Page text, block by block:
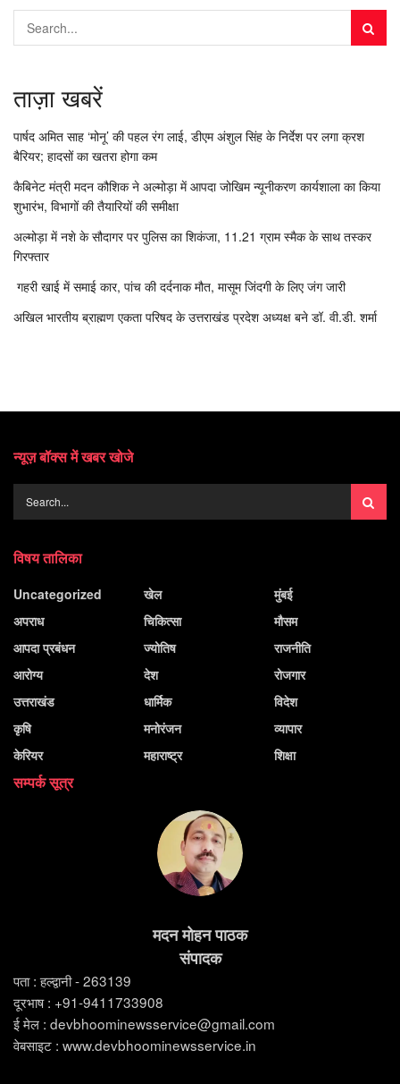
ताज़ा खबरें
पार्षद अमित साह ‘मोनू’ की पहल रंग लाई, डीएम अंशुल सिंह के निर्देश पर लगा क्रश
बैरियर; हादसों का खतरा होगा कम
कैबिनेट मंत्री मदन कौशिक ने अल्मोड़ा में आपदा जोखिम न्यूनीकरण कार्यशाला का किया
शुभारंभ, विभागों की तैयारियों की समीक्षा
अल्मोड़ा में नशे के सौदागर पर पुलिस का शिकंजा, 11.21 ग्राम स्मैक के साथ तस्कर
गिरफ्तार
गहरी खाई में समाई कार, पांच की दर्दनाक मौत, मासूम जिंदगी के लिए जंग जारी
अखिल भारतीय ब्राह्मण एकता परिषद के उत्तराखंड प्रदेश अध्यक्ष बने डॉ. वी.डी. शर्मा
न्यूज़ बॉक्स में खबर खोजे
विषय तालिका
Uncategorized
अपराध
आपदा प्रबंधन
आरोग्य
उत्तराखंड
कृषि
केरियर
खेल
चिकित्सा
ज्योतिष
देश
धार्मिक
मनोरंजन
महाराष्ट्र
मुंबई
मौसम
राजनीति
रोजगार
विदेश
व्यापार
शिक्षा
सम्पर्क सूत्र
मदन मोहन पाठक
संपादक
पता : हल्द्वानी - 263139
दूरभाष : +91-9411733908
ई मेल : devbhoominewsservice@gmail.com
वेबसाइट : www.devbhoominewsservice.in